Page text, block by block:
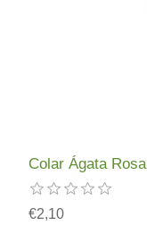
Colar Ágata Rosa
€2,10